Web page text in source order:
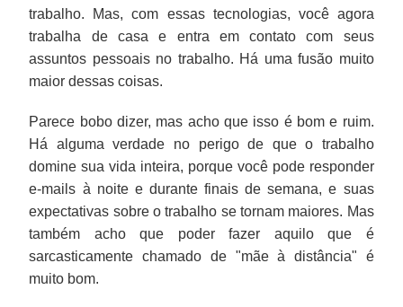
trabalho. Mas, com essas tecnologias, você agora
trabalha de casa e entra em contato com seus
assuntos pessoais no trabalho. Há uma fusão muito
maior dessas coisas.
Parece bobo dizer, mas acho que isso é bom e ruim.
Há alguma verdade no perigo de que o trabalho
domine sua vida inteira, porque você pode responder
e-mails à noite e durante finais de semana, e suas
expectativas sobre o trabalho se tornam maiores. Mas
também acho que poder fazer aquilo que é
sarcasticamente chamado de "mãe à distância" é
muito bom.